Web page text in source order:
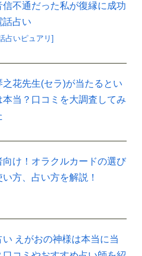
信不通だった私が復縁に成功
話占い
占いピュアリ]
之花先生(セラ)が当たるとい
本当？口コミを大調査してみ
向け！オラクルカードの選び
方、占い方を解説！
い えがおの神様は本当に当